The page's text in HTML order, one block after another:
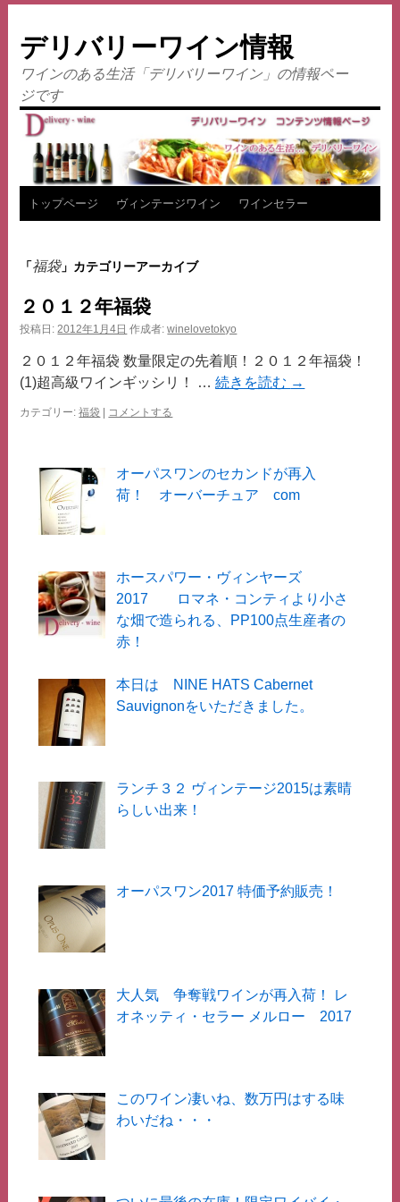
デリバリーワイン情報
ワインのある生活「デリバリーワイン」の情報ペー
ジです
コ
テ
ン
ツ
へ
ス
ッ
プ
トップページ ヴィンテージワイン ワインセラー
「福袋」カテゴリーアーカイブ
２０１２年福袋
投稿日: 2012年1月4日 作成者: winelovetokyo
２０１２年福袋 数量限定の先着順！２０１２年福袋！
(1)超高級ワインギッシリ！ …続きを読む →
カテゴリー: 福袋 コメントする
オーパスワンのセカンドが再入
荷！ オーバーチュア com
ホースパワー・ヴィンヤーズ
2017 ロマネ・コンティより小さ
な畑で造られる、PP100点生産者の
赤！
本日は NINE HATS Cabernet
Sauvignonをいただきました。
ランチ３２ ヴィンテージ2015は素晴
らしい出来！
オーパスワン2017 特価予約販売！
大人気 争奪戦ワインが再入荷！ レ
オネッティ・セラー メルロー 2017
このワイン凄いね、数万円はする味
わいだね・・・